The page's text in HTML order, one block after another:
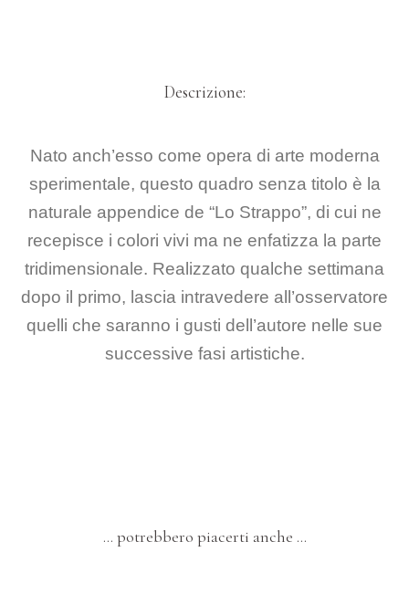
Descrizione:
Nato anch’esso come opera di arte moderna
sperimentale, questo quadro senza titolo è la
naturale appendice de “Lo Strappo”, di cui ne
recepisce i colori vivi ma ne enfatizza la parte
tridimensionale. Realizzato qualche settimana
dopo il primo, lascia intravedere all’osservatore
quelli che saranno i gusti dell’autore nelle sue
successive fasi artistiche.
… potrebbero piacerti anche …